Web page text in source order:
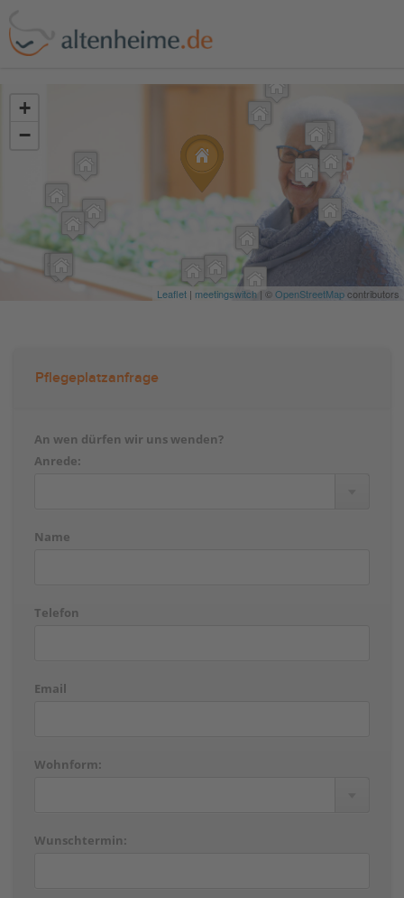
+
−
Leaflet | meetingswitch | ©OpenStreetMapcontributors
Pflegeplatzanfrage
An wen dürfen wir uns wenden?
Anrede:
Name
Telefon
Email
Wohnform:
Wunschtermin: